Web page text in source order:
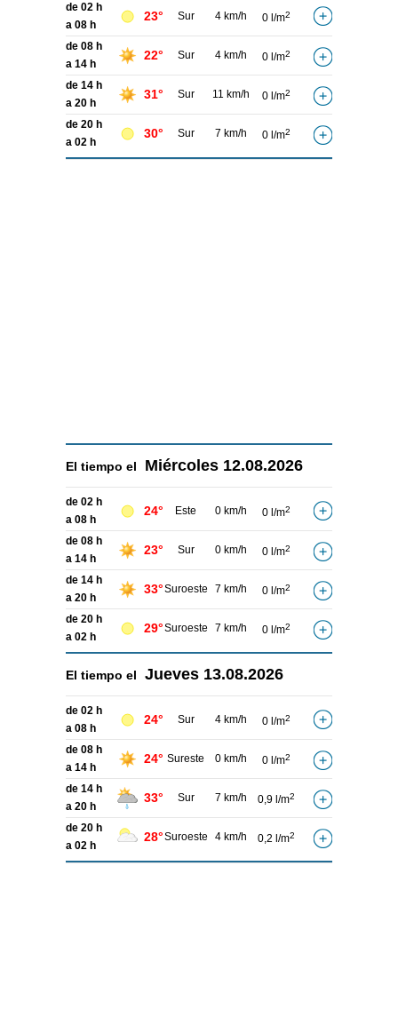
de 02 h
a 08 h
23° Sur 4 km/h 0 l/m2
de 08 h
a 14 h
22° Sur 4 km/h 0 l/m2
de 14 h
a 20 h
31° Sur 11 km/h 0 l/m2
de 20 h
a 02 h
30° Sur 7 km/h 0 l/m2
El tiempo el Miércoles 12.08.2026
de 02 h
a 08 h
24° Este 0 km/h 0 l/m2
de 08 h
a 14 h
23° Sur 0 km/h 0 l/m2
de 14 h
a 20 h
33°Suroeste 7 km/h 0 l/m2
de 20 h
a 02 h
29°Suroeste 7 km/h 0 l/m2
El tiempo el Jueves 13.08.2026
de 02 h
a 08 h
24° Sur 4 km/h 0 l/m2
de 08 h
a 14 h
24° Sureste 0 km/h 0 l/m2
de 14 h
a 20 h
33° Sur 7 km/h 0,9 l/m2
de 20 h
a 02 h
28°Suroeste 4 km/h 0,2 l/m2